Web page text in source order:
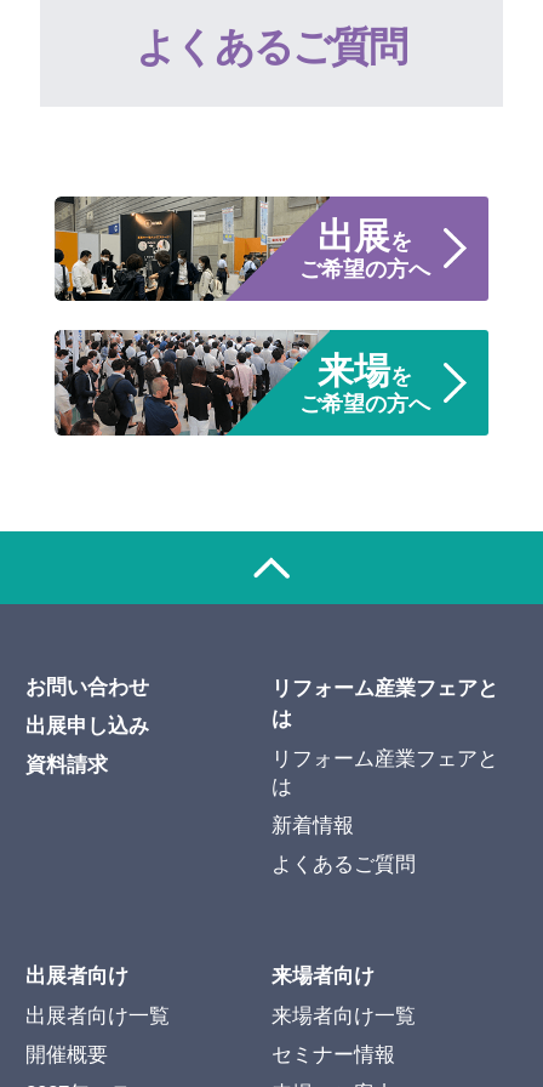
よくあるご質問
出展を
ご希望の方へ
来場を
ご希望の方へ
お問い合わせ
出展申し込み
資料請求
リフォーム産業フェアと
は
リフォーム産業フェアと
は
新着情報
よくあるご質問
出展者向け
出展者向け一覧
開催概要
来場者向け
来場者向け一覧
セミナー情報